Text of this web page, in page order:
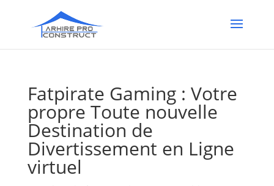
Fatpirate Gaming : Votre
propre Toute nouvelle
Destination de
Divertissement en Ligne
virtuel